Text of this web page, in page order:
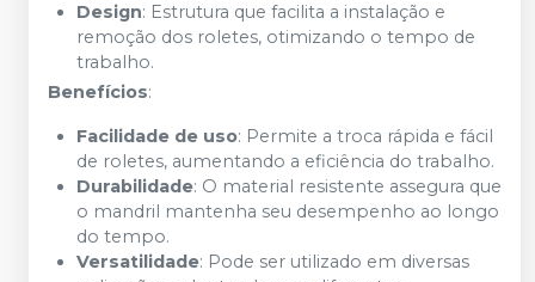
Design: Estrutura que facilita a instalação e
remoção dos roletes, otimizando o tempo de
trabalho.
Benefícios:
Facilidade de uso: Permite a troca rápida e fácil
de roletes, aumentando a eficiência do trabalho.
Durabilidade: O material resistente assegura que
o mandril mantenha seu desempenho ao longo
do tempo.
Versatilidade: Pode ser utilizado em diversas